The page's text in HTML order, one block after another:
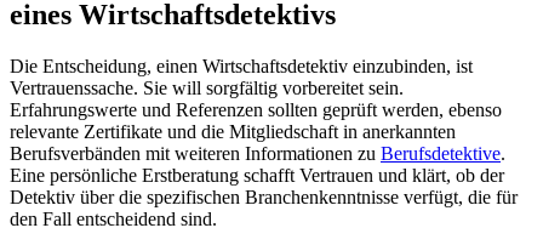
eines Wirtschaftsdetektivs
Die Entscheidung, einen Wirtschaftsdetektiv einzubinden, ist
Vertrauenssache. Sie will sorgfältig vorbereitet sein.
Erfahrungswerte und Referenzen sollten geprüft werden, ebenso
relevante Zertifikate und die Mitgliedschaft in anerkannten
Berufsverbänden mit weiteren Informationen zu Berufsdetektive.
Eine persönliche Erstberatung schafft Vertrauen und klärt, ob der
Detektiv über die spezifischen Branchenkenntnisse verfügt, die für
den Fall entscheidend sind.